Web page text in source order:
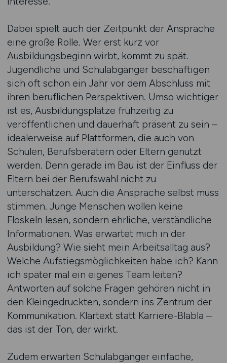
Dabei spielt auch der Zeitpunkt der Ansprache
eine große Rolle. Wer erst kurz vor
Ausbildungsbeginn wirbt, kommt zu spät.
Jugendliche und Schulabgänger beschäftigen
sich oft schon ein Jahr vor dem Abschluss mit
ihren beruflichen Perspektiven. Umso wichtiger
ist es, Ausbildungsplätze frühzeitig zu
veröffentlichen und dauerhaft präsent zu sein –
idealerweise auf Plattformen, die auch von
Schulen, Berufsberatern oder Eltern genutzt
werden. Denn gerade im Bau ist der Einfluss der
Eltern bei der Berufswahl nicht zu
unterschätzen. Auch die Ansprache selbst muss
stimmen. Junge Menschen wollen keine
Floskeln lesen, sondern ehrliche, verständliche
Informationen. Was erwartet mich in der
Ausbildung? Wie sieht mein Arbeitsalltag aus?
Welche Aufstiegsmöglichkeiten habe ich? Kann
ich später mal ein eigenes Team leiten?
Antworten auf solche Fragen gehören nicht in
den Kleingedruckten, sondern ins Zentrum der
Kommunikation. Klartext statt Karriere-Blabla –
das ist der Ton, der wirkt.
Zudem erwarten Schulabgänger einfache,